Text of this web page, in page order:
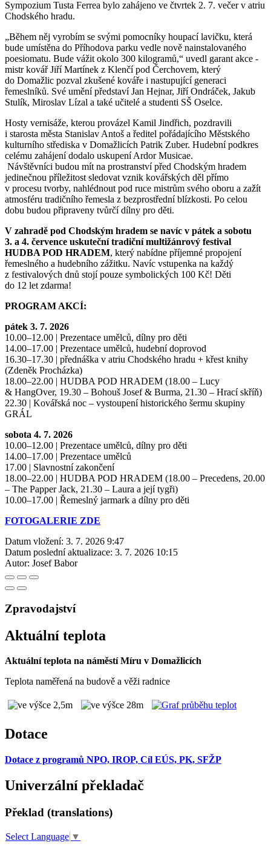
Sympozium Tusta Ferrea bylo zahájeno ve čtvrtek 2. 7. večer v atriu
Chodského hradu.
„Během něj vyrobím se svými pomocníky houpací lavičku, která
bude umístěna do Příhodova parku vedle nově nainstalovaného
poesiomatu. Bude vážit okolo 300 kilogramů,“ uvedl garant akce -
mistr kovář Jiří Martínek z Klenčí pod Čerchovem, který
do Domažlic pozval zkušené kováře i nastupující generaci
řemeslníků. Své umění představí Jan Hejnar, Jiří Ondráček, Jakub
Stulík, Miroslav Lízal a také učitelé a studenti SŠ Oselce.
Hosty vernisáže, kterou provázel Kamil Jindřich, pozdravili
i starosta města Stanislav Antoš a ředitel pořádajícího Městského
kulturního střediska v Domažlicích Patrik Zuber. Hudební podkres
celému zahájení dodalo uskupení Ardor Musicae.
Návštěvníci budou mít na prostranství před Chodským hradem
jedinečnou příležitost sledovat vznik kovářských děl přímo
v procesu tvorby, nahlédnout pod ruce mistrům svého oboru a zažít
atmosféru tradičního řemesla z bezprostřední blízkosti. Po celou
dobu budou připraveny tvůrčí dílny pro děti.
V zahradě pod Chodským hradem se navíc v pátek a sobotu
3. a 4. července uskuteční tradiční multižánrový festival
HUDBA POD HRADEM, který nabídne příjemné propojení
řemeslného a hudebního zážitku. Navíc vstupenka na každý
z festivalových dnů stojí pouze symbolických 100 Kč! Děti
do 12 let zdarma!
PROGRAM AKCÍ:
pátek 3. 7. 2026
10.00–12.00 | Prezentace umělců, dílny pro děti
14.00–17.00 | Prezentace umělců, hudební doprovod
16.30–17.30 | přednáška v atriu Chodského hradu + křest knihy
(Zdeněk Procházka)
18.00–22.00 | HUDBA POD HRADEM (18.00 – Lucy
& HangOver, 19.30 – Bohouš Josef & Burma, 21.30 – Hrací skříň)
22.30 | Kovářská noc – vystoupení historického šermu skupiny
GRÁL
sobota 4. 7. 2026
10.00–12.00 | Prezentace umělců, dílny pro děti
14.00–17.00 | Prezentace umělců
17.00 | Slavnostní zakončení
18.00–22.00 | HUDBA POD HRADEM (18.00 – Precedens, 20.00
– The Papper Jack, 21.30 – Laura a její tygři)
10.00–17.00 | Řemeslný jarmark a dílny pro děti
FOTOGALERIE ZDE
Datum vložení: 3. 7. 2026 9:47
Datum poslední aktualizace: 3. 7. 2026 10:15
Autor: Josef Babor
Zpravodajství
Aktuální teplota
Aktuální teplota na náměstí Míru v Domažlicích
Teplota naměřená na budově a věži radnice
Dotace
Dotace z programů NPO, IROP, Cíl EÚS, PK, SFŽP
Univerzální překladač
Překlad (translations)
Select Language ▼